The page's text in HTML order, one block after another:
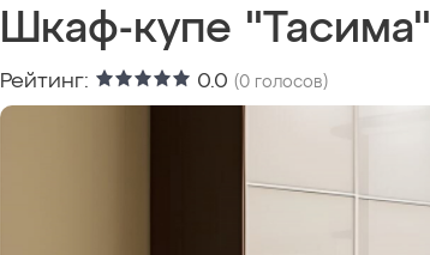
Шкаф-купе "Тасима"
Рейтинг: 0.0 (0 голосов)